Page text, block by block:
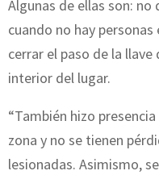
Algunas de ellas son:
cuando no hay
cerrar el paso de la
interior del lugar.
“También hizo
zona y no se tienen
lesionadas. Asimismo,